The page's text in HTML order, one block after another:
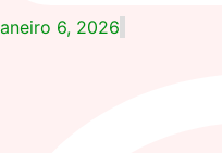
6, 2026